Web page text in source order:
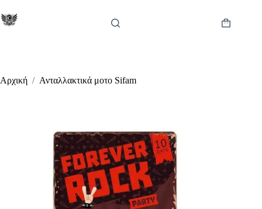
στο
περιεχόμενο
Καλάθι
Αρχική / Ανταλλακτικά μοτο Sifam